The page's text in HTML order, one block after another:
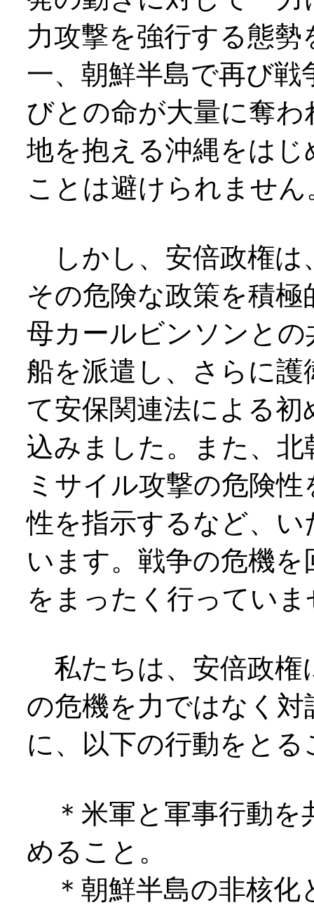
力攻撃を強行する態
一、朝鮮半島で再び
びとの命が大量に奪
地を抱える沖縄をは
ことは避けられません
しかし、安倍政権は
その危険な政策を積
母カールビンソンと
船を派遣し、さらに
て安保関連法による
込みました。また、
ミサイル攻撃の危険
性を指示するなど、
います。戦争の危機
をまったく行っていま
私たちは、安倍政権
の危機を力ではなく
に、以下の行動をと
＊米軍と軍事行動を
めること。
＊朝鮮半島の非核化